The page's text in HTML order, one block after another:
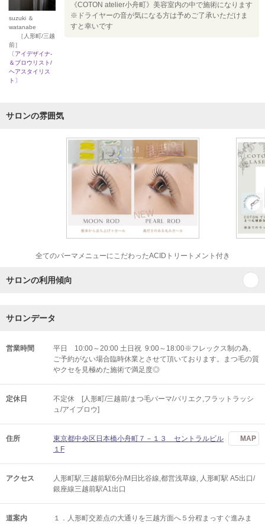
suzuki ＆
watanabe
［人形町/三越
前］
〔アイデザイナ-
＆ブロウリスト/
ヘアスタイリス
ト〕
《COTON atelier小舟町》美容室内の中で施術になります
※ドライヤーの音が気になる方は予めご了承いただけま
すと幸いです
サロンの雰囲気
全てのパーマメニューにこだわったACIDトリートメント付き
サロンの利用傾向
サロンデータ
営業時間
平日 10:00～20:00 土日祝 9:00～18:00※フレックス制の為、
ご予約がない場合臨時休業とさせて頂いております。まつ毛の質
やクセを見極めた施術で満足度◎
定休日
不定休 [人形町/三越前/まつ毛パーマ/パリエク,フラットラッシ
ュ/アイブロウ]
住所
東京都中央区日本橋小舟町７－１３ セントラルビル
１F
MAP
アクセス
人形町駅,三越前駅6分/M日比谷線,都営浅草線, 人形町駅 A5出口/
銀座線三越前駅A1出口
道案内 １．人形町交差点の大通りを三越方面へ５分程まっすぐ進みま